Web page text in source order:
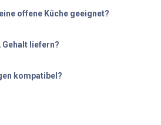
offene Küche geeignet?
Gehalt liefern?
kompatibel?